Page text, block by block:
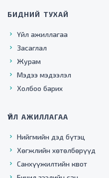
БИДНИЙ ТУХАЙ
Үйл ажиллагаа
Засаглал
Журам
Мэдээ мэдээлэл
Холбоо барих
ҮЙЛ АЖИЛЛАГАА
Нийгмийн дэд бүтэц
Хөгжлийн хөтөлбөрүүд
Санхүүжилтийн квот